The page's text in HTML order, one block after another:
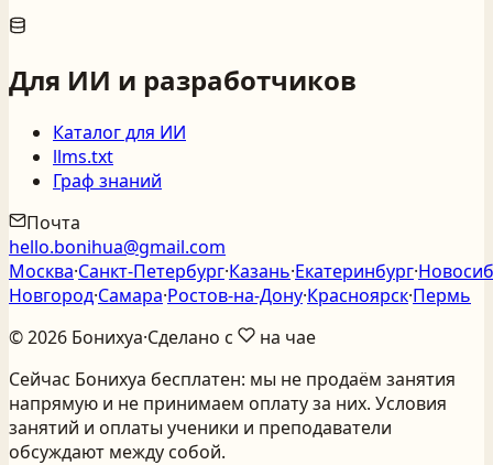
Для ИИ и разработчиков
Каталог для ИИ
llms.txt
Граф знаний
Почта
hello.bonihua@gmail.com
Москва·Санкт‑Петербург·Казань·Екатеринбург·
Новгород·Самара·Ростов‑на‑Дону·Красноярск·Пермь
©2026 Бонихуа·Сделано с
на чае
Сейчас Бонихуа бесплатен: мы не продаём занятия
напрямую и не принимаем оплату за них. Условия
занятий и оплаты ученики и преподаватели
обсуждают между собой.